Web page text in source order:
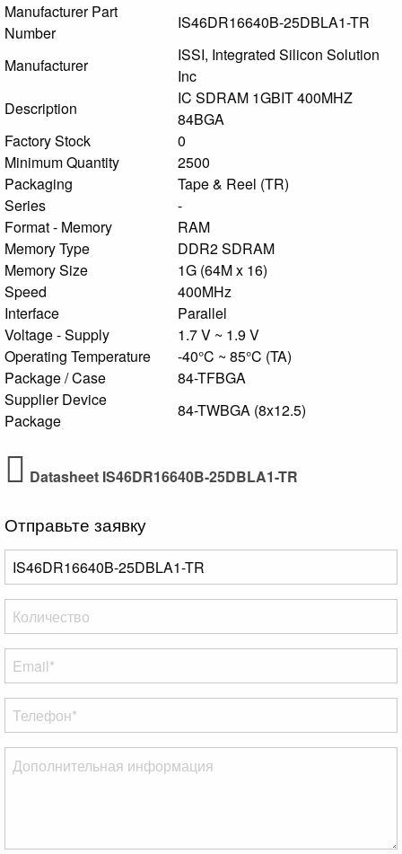
Manufacturer Part
Number
IS46DR16640B-25DBLA1-TR
Manufacturer
ISSI, Integrated Silicon Solution
Inc
Description
IC SDRAM 1GBIT 400MHZ
84BGA
Factory Stock
0
Minimum Quantity
2500
Packaging
Tape & Reel (TR)
Series
-
Format - Memory
RAM
Memory Type
DDR2 SDRAM
Memory Size
1G (64M x 16)
Speed
400MHz
Interface
Parallel
Voltage - Supply
1.7 V ~ 1.9 V
Operating Temperature
-40°C ~ 85°C (TA)
Package / Case
84-TFBGA
Supplier Device
Package
84-TWBGA (8x12.5)
Datasheet IS46DR16640B-25DBLA1-TR
Отправьте заявку